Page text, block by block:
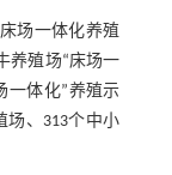
场一体化养殖
养殖场“床场一
一体化”养殖示
场、313个中小